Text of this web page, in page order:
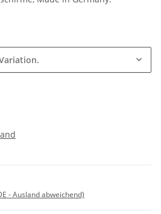
- Ausland abweichend)